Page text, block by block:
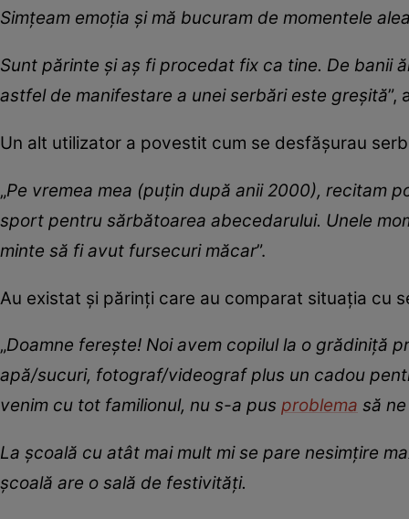
Simțeam emoția și mă bucuram de momentele
Sunt părinte și aș fi procedat fix ca tine. De banii
astfel de manifestare a unei serbări este greșită”,
Un alt utilizator a povestit cum se desfășurau
„Pe vremea mea (puțin după anii 2000), recitam
sport pentru sărbătoarea abecedarului. Unele
minte să fi avut fursecuri măcar”.
Au existat și părinți care au comparat situația cu
„Doamne ferește! Noi avem copilul la o grădiniță
apă/sucuri, fotograf/videograf plus un cadou
venim cu tot familionul, nu s-a pus problema să
La școală cu atât mai mult mi se pare nesimțire
școală are o sală de festivități.